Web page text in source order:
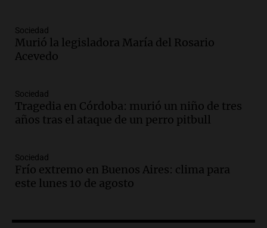
la historia del club de Irlanda
revolucionado por hinchas argentinos
Amamos los Domingos
Audio.
argentino regresa al país tras conflicto
con Brasil
Audio.Bomberos asisten a senderista
con fractura de tobillo en refugio Doña
Rosa
Episodios
Sociedad
Murió la legisladora María del Rosario
Acevedo
Sociedad
Tragedia en Córdoba: murió un niño de tres
años tras el ataque de un perro pitbull
Sociedad
Frío extremo en Buenos Aires: clima para
este lunes 10 de agosto